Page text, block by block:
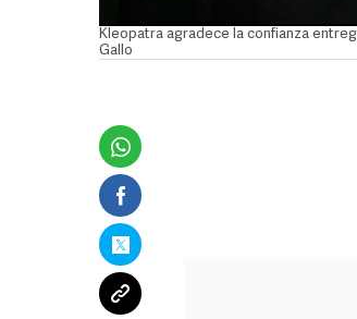
Kleopatra agradece la confianza
Gallo